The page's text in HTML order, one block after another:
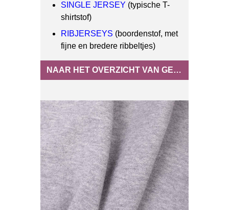
SINGLE JERSEY (typische T-
shirtstof)
RIBJERSEYS (boordenstof, met
fijne en bredere ribbeltjes)
NAAR HET OVERZICHT VAN GEBREIDE BIOKATOEN